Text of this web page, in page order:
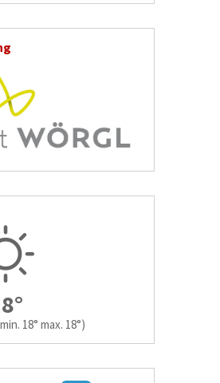
18° max. 18°)